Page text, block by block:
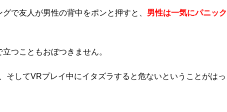
で友人が男性の背中をポンと押すと、 男性は一気にパニック
つこともおぼつきません。
そしてVRプレイ中にイタズラすると危ないということがはっ